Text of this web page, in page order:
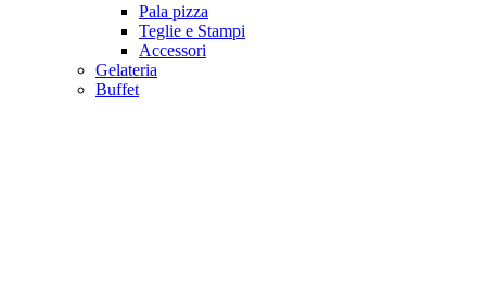
Pala pizza
Teglie e Stampi
Accessori
Gelateria
Buffet